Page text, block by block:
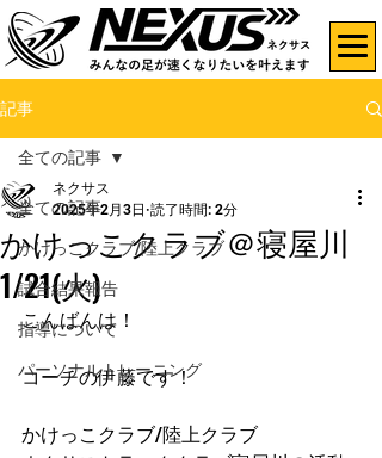
記事
全ての記事
かけっこクラブ/陸上クラブ
試合結果報告
指導について
パーソナルトレーニング
全ての記事
かけっこクラブ＠寝屋川
1/21(火)
ネクサス
2025年2月3日 読了時間: 2分
こんばんは！
コーチの伊藤です！
かけっこクラブ/陸上クラブ